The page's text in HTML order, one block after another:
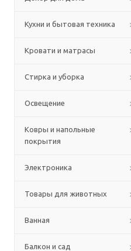
Кухни и бытовая техника
Кровати и матрасы
Стирка и уборка
Освещение
Ковры и напольные
покрытия
Электроника
Товары для животных
Ванная
Балкон и сад